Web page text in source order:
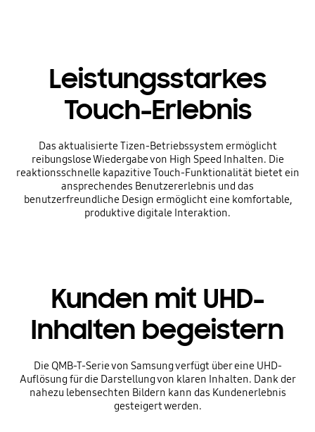
Leistungsstarkes
Touch-Erlebnis
Das aktualisierte Tizen-Betriebssystem ermöglicht
reibungslose Wiedergabe von High Speed Inhalten. Die
reaktionsschnelle kapazitive Touch-Funktionalität bietet ein
ansprechendes Benutzererlebnis und das
benutzerfreundliche Design ermöglicht eine komfortable,
produktive digitale Interaktion.
Kunden mit UHD-
Inhalten begeistern
Die QMB-T-Serie von Samsung verfügt über eine UHD-
Auflösung für die Darstellung von klaren Inhalten. Dank der
nahezu lebensechten Bildern kann das Kundenerlebnis
gesteigert werden.